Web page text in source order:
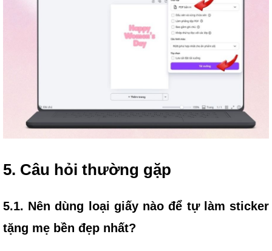
5. Câu hỏi thường gặp
5.1. Nên dùng loại giấy nào để tự làm sticker
tặng mẹ bền đẹp nhất?